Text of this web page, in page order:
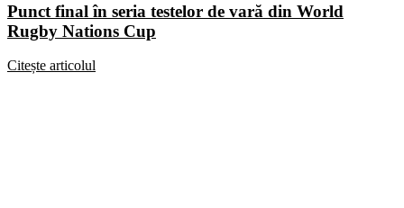
Punct final în seria testelor de vară din World
Rugby Nations Cup
Citește articolul